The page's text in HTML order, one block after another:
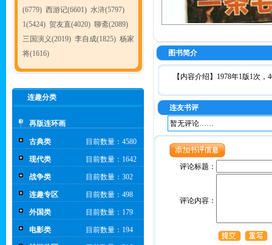
(6779) 西游记(6601) 水浒(5797)
1(5424) 贺友直(4020) 聊斋(2089)
三国演义(2019) 李自成(1825) 杨家
将(1616)
连趣分类
再版连环画
古典类 目前数量：4580
现代类 目前数量：1642
战争类 目前数量：302
连趣专区 目前数量：498
外国类 目前数量：179
电影类 目前数量：194
图书简介
【内容介绍】1978年1版1次，
连友书评
暂无评论……
评论标题：
评论内容：